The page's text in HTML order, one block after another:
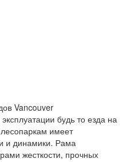
Vancouver
будь то езда на
имеет
и динамики. Рама
жесткости, прочных